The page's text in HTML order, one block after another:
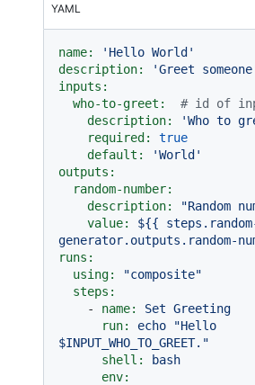
YAML
name:
'Hello World'
description:
'Greet
inputs:
who-to-greet:
# id of
description:
'Who to
required:
true
default:
'World'
outputs:
random-number:
description:
"Random
value:
${{
generator.outputs.random-
runs:
using:
"composite"
steps:
-
name: Set Greeting
run:
echo
"Hello
$INPUT_WHO_TO_GREET."
shell:
bash
env: